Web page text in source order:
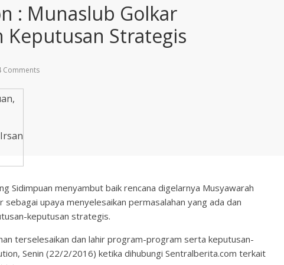
: Munaslub Golkar
Keputusan Strategis
Comments
Sidimpuan menyambut baik rencana digelarnya Musyawarah
sebagai upaya menyelesaikan permasalahan yang ada dan
keputusan strategis.
terselesaikan dan lahir program-program serta keputusan-
Senin (22/2/2016) ketika dihubungi Sentralberita.com terkait